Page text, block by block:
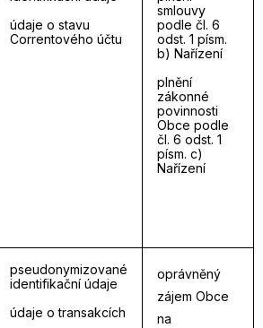
údaje o stavu
Correntového účtu
smlouvy
podle čl. 6
odst. 1 písm.
b) Nařízení
plnění
zákonné
povinnosti
Obce podle
čl. 6 odst. 1
písm. c)
Nařízení
pseudonymizované
identifikační údaje
údaje o transakcích
oprávněný
zájem Obce
na